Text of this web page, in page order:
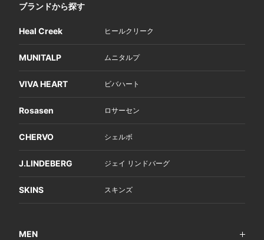
ブランドから探す
Heal Creek ヒールクリーク
MUNITALP ムニタルプ
VIVA HEART ビバハート
Rosasen ロサーセン
CHERVO シェルボ
J.LINDEBERG ジェイ リンドバーグ
SKINS スキンズ
MEN